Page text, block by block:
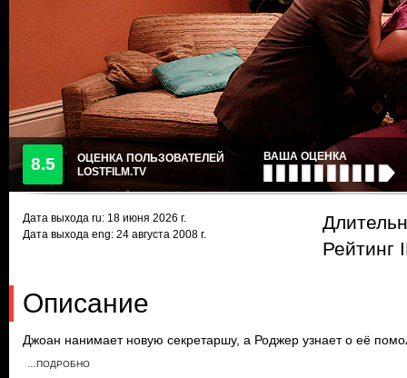
8.5
ОЦЕНКА ПОЛЬЗОВАТЕЛЕЙ
LOSTFILM.TV
ВАША ОЦЕНКА
Дата выхода ru: 18 июня 2026 г.
Дата выхода eng: 24 августа 2008 г.
Рейтинг
Описание
Джоан нанимает новую секретаршу, а Роджер узнает о её
специалистом, чтобы выяснить, почему Труди не может
…ПОДРОБНО